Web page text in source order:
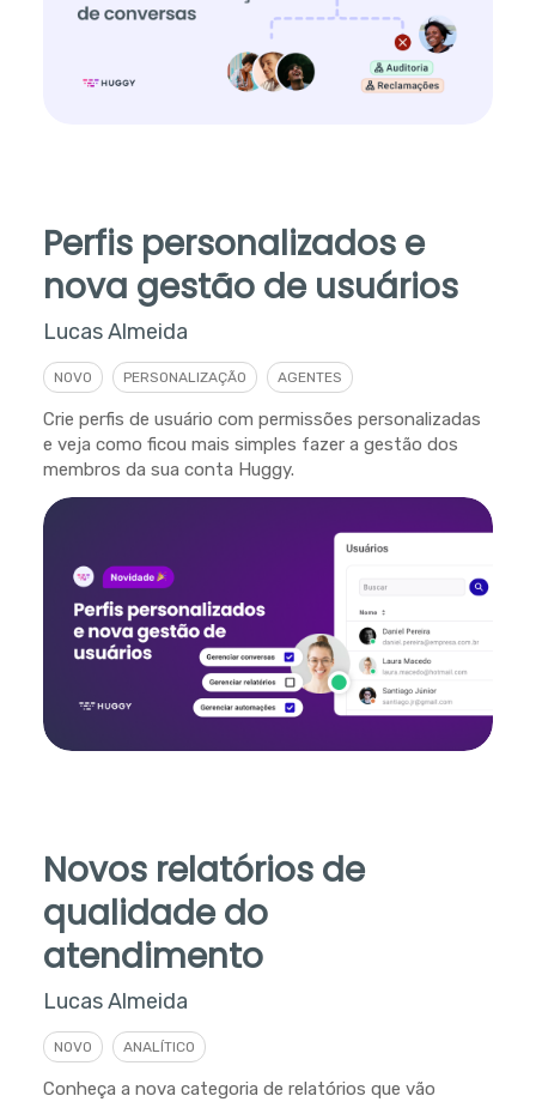
Perfis personalizados e
nova gestão de usuários
Lucas Almeida
NOVO PERSONALIZAÇÃO AGENTES
Crie perfis de usuário com permissões personalizadas
e veja como ficou mais simples fazer a gestão dos
membros da sua conta Huggy.
Novos relatórios de
qualidade do
atendimento
Lucas Almeida
NOVO ANALÍTICO
Conheça a nova categoria de relatórios que vão